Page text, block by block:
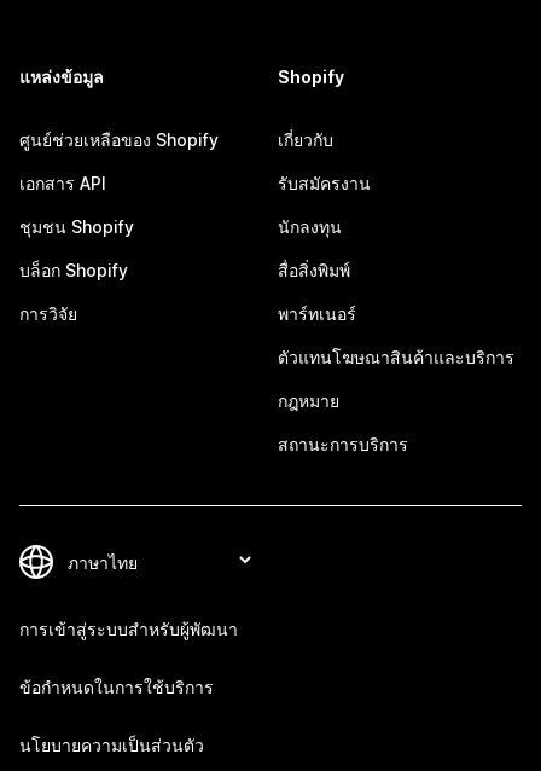
แหล่งข้อมูล
ศูนย์ช่วยเหลือของ Shopify
เอกสาร API
ชุมชน Shopify
บล็อก Shopify
การวิจัย
Shopify
เกี่ยวกับ
รับสมัครงาน
นักลงทุน
สื่อสิ่งพิมพ์
พาร์ทเนอร์
ตัวแทนโฆษณาสินค้าและบริการ
กฎหมาย
สถานะการบริการ
การเข้าสู่ระบบสำหรับผู้พัฒนา
ข้อกำหนดในการใช้บริการ
นโยบายความเป็นส่วนตัว